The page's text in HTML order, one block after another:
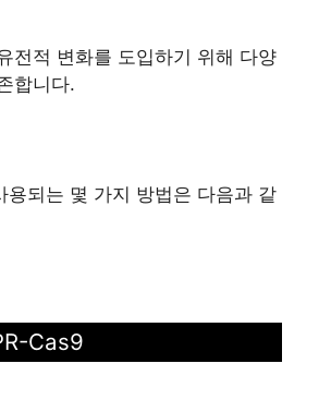
전적 변화를 도입하기 위해 다양
합니다.
용되는 몇 가지 방법은 다음과 같
Cas9